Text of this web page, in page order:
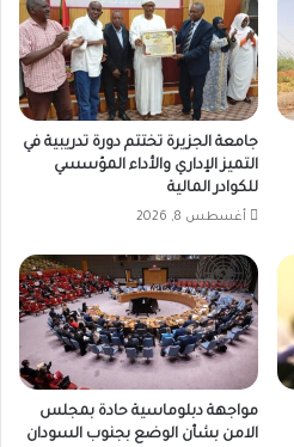
جامعة الجزيرة تختتم دورة تدريبية في
التميز الإداري والأداء المؤسسي
للكوادر المالية
أغسطس 8, 2026
مواجهة دبلوماسية حادة بمجلس
الامن بشأن الوضع بجنوب السودان